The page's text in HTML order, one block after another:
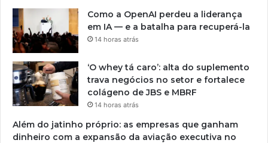
Como a OpenAI perdeu a liderança
em IA — e a batalha para recuperá-la
14 horas atrás
‘O whey tá caro’: alta do suplemento
trava negócios no setor e fortalece
colágeno de JBS e MBRF
14 horas atrás
Além do jatinho próprio: as empresas que ganham
dinheiro com a expansão da aviação executiva no